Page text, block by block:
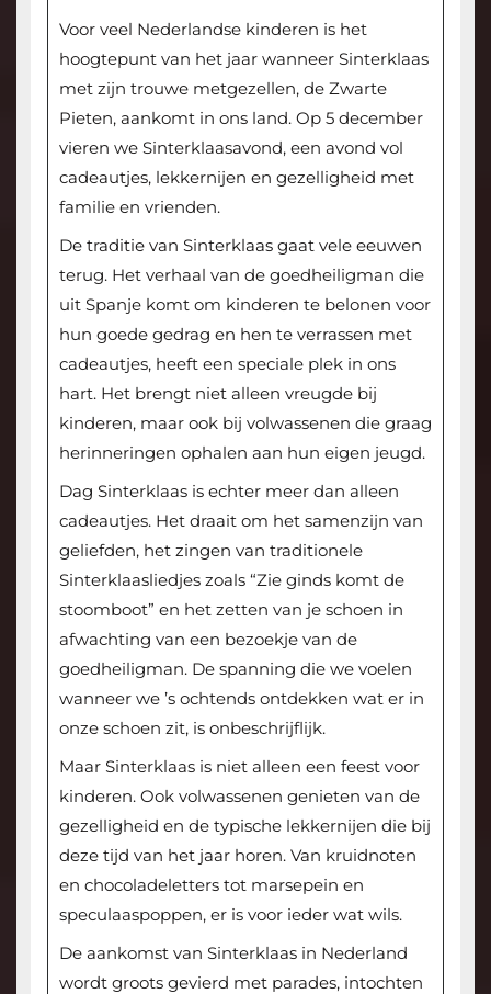
Voor veel Nederlandse kinderen is het
hoogtepunt van het jaar wanneer Sinterklaas
met zijn trouwe metgezellen, de Zwarte
Pieten, aankomt in ons land. Op 5 december
vieren we Sinterklaasavond, een avond vol
cadeautjes, lekkernijen en gezelligheid met
familie en vrienden.
De traditie van Sinterklaas gaat vele eeuwen
terug. Het verhaal van de goedheiligman die
uit Spanje komt om kinderen te belonen voor
hun goede gedrag en hen te verrassen met
cadeautjes, heeft een speciale plek in ons
hart. Het brengt niet alleen vreugde bij
kinderen, maar ook bij volwassenen die graag
herinneringen ophalen aan hun eigen jeugd.
Dag Sinterklaas is echter meer dan alleen
cadeautjes. Het draait om het samenzijn van
geliefden, het zingen van traditionele
Sinterklaasliedjes zoals “Zie ginds komt de
stoomboot” en het zetten van je schoen in
afwachting van een bezoekje van de
goedheiligman. De spanning die we voelen
wanneer we ’s ochtends ontdekken wat er in
onze schoen zit, is onbeschrijflijk.
Maar Sinterklaas is niet alleen een feest voor
kinderen. Ook volwassenen genieten van de
gezelligheid en de typische lekkernijen die bij
deze tijd van het jaar horen. Van kruidnoten
en chocoladeletters tot marsepein en
speculaaspoppen, er is voor ieder wat wils.
De aankomst van Sinterklaas in Nederland
wordt groots gevierd met parades, intochten